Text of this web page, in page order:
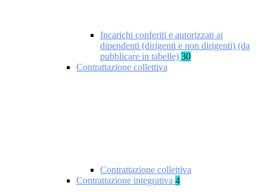
Incarichi conferiti e autorizzati ai
dipendenti (dirigenti e non dirigenti) (da
pubblicare in tabelle) 30
Contrattazione collettiva
Contrattazione collettiva
Contrattazione integrativa 4